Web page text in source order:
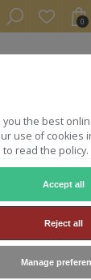
you the best
use of cookies
to read the policy.
Accept all
Reject all
Manage
0